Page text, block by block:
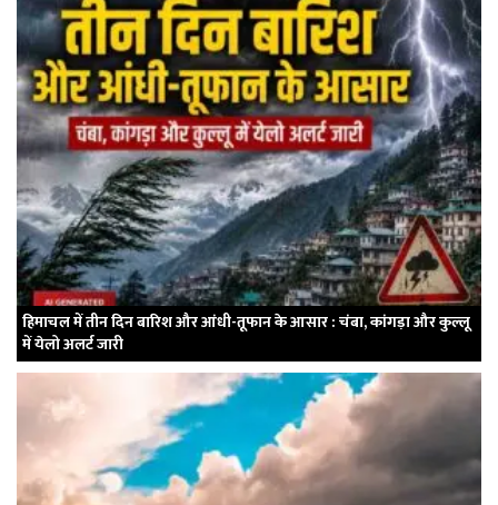
हिमाचल में तीन दिन बारिश और आंधी-तूफान के आसार : चंबा, कांगड़ा और कुल्लू
में येलो अलर्ट जारी